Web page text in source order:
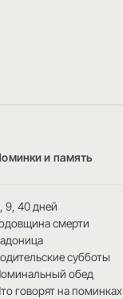
и память
9, 40 дней
смерти
субботы
обед
говорят на поминках